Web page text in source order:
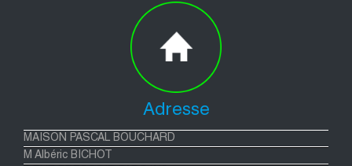
Adresse
MAISON PASCAL BOUCHARD
M Albéric BICHOT